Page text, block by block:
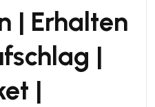
| Erhalten
|
|